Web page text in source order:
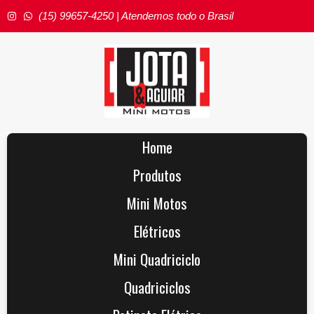
(15) 99657-4250 | Atendemos todo o Brasil
Home
Produtos
Mini Motos
Elétricos
Mini Quadriciclo
Quadriciclos